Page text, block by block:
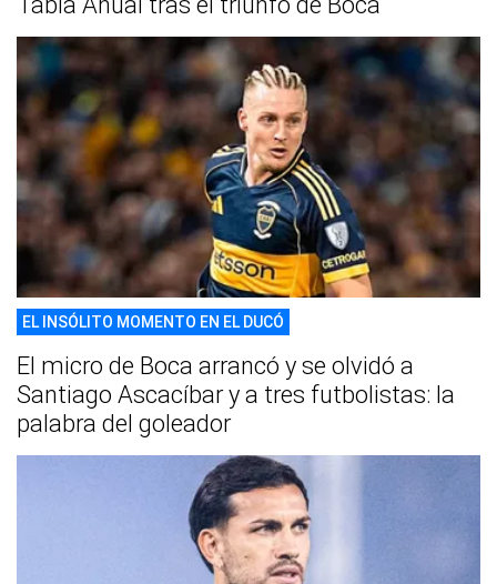
EL INSÓLITO MOMENTO EN EL DUCÓ
El micro de Boca arrancó y se olvidó a
Santiago Ascacíbar y a tres futbolistas: la
palabra del goleador